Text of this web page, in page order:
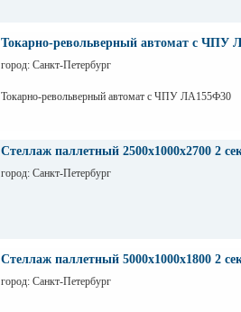
Токарно-револьверный автомат с ЧПУ
город: Санкт-Петербург
Токарно-револьверный автомат с ЧПУ ЛА155Ф30
Стеллаж паллетный 2500х1000х2700 2
город: Санкт-Петербург
Стеллаж паллетный 5000х1000х1800 2
город: Санкт-Петербург